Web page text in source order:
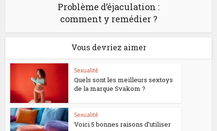
Problème d’éjaculation :
comment y remédier ?
Vous devriez aimer
Sexualité
Quels sont les meilleurs sextoys
de la marque Svakom ?
Sexualité
Voici 5 bonnes raisons d’utiliser